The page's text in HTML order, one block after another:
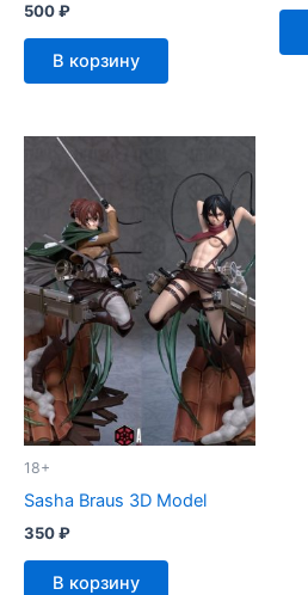
500₽
В корзину
18+
Sasha Braus 3D Model
350₽
В корзину